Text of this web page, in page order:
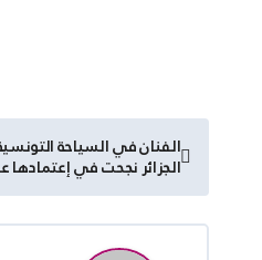
تصفّح
المقالات
الفنان في السياحة
الجزائر نجحت في